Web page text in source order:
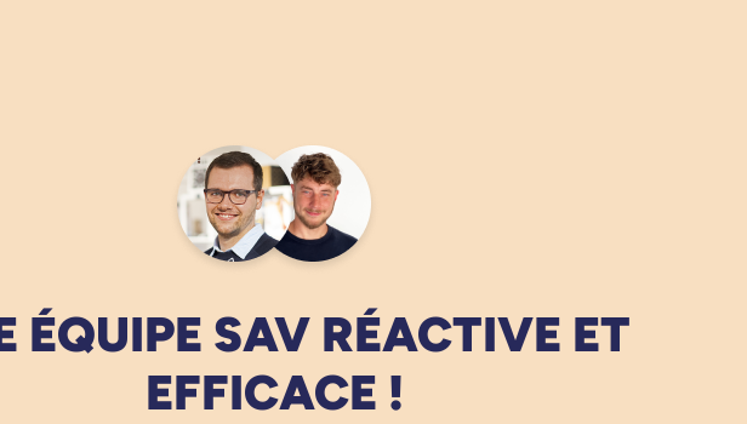
ÉQUIPE SAV RÉACTIVE ET
EFFICACE !